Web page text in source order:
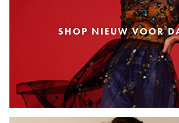
SHOP NIEUW VOOR